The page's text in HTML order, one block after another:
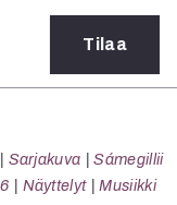
Tilaa
Sarjakuva
Sámegillii
Näyttelyt
Musiikki